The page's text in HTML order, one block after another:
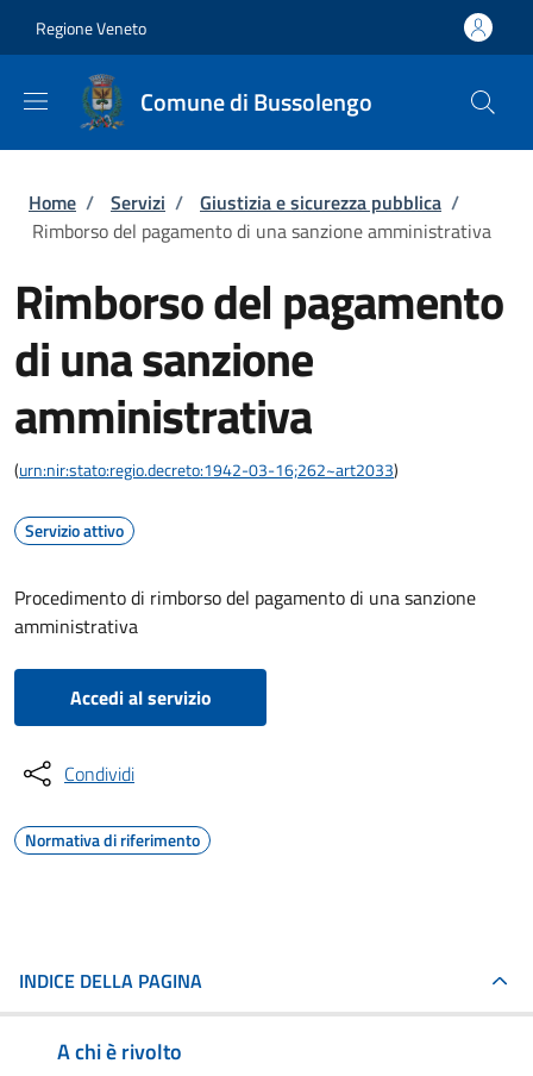
Regione Veneto
Comune di Bussolengo
Briciole di pane
Home / Servizi / Giustizia e sicurezza pubblica /
Rimborso del pagamento di una sanzione amministrativa
Rimborso del pagamento
di una sanzione
amministrativa
(urn:nir:stato:regio.decreto:1942-03-16;262~art2033)
Servizio attivo
Procedimento di rimborso del pagamento di una sanzione
amministrativa
Accedi al servizio
Condividi
Normativa di riferimento
INDICE DELLA PAGINA
A chi è rivolto